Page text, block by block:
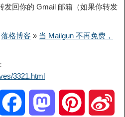
发回你的 Gmail 邮箱（如果你转发
落格博客 » 当 Mailgun 不再免费，
3321.html